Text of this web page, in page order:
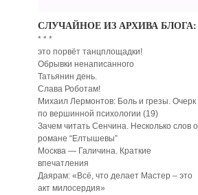
СЛУЧАЙНОЕ ИЗ АРХИВА БЛОГА:
* * *
это порвёт танцплощадки!
Обрывки ненаписанного
Татьянин день.
Слава Роботам!
Михаил Лермонтов: Боль и грезы. Очерк
по вершинной психологии (19)
Зачем читать Сенчина. Несколько слов о
романе “Елтышевы”
Москва — Галичина. Краткие
впечатления
Даярам: «Всё, что делает Мастер – это
акт милосердия»